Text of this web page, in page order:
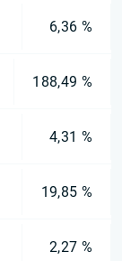
6,36 %
188,49 %
4,31 %
19,85 %
2,27 %